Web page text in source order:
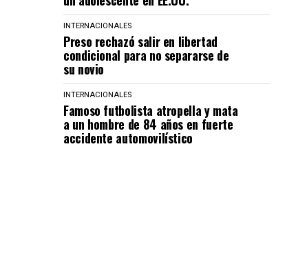
INTERNACIONALES
Preso rechazó salir en libertad
condicional para no separarse de
su novio
INTERNACIONALES
Famoso futbolista atropella y mata
a un hombre de 84 años en fuerte
accidente automovilístico